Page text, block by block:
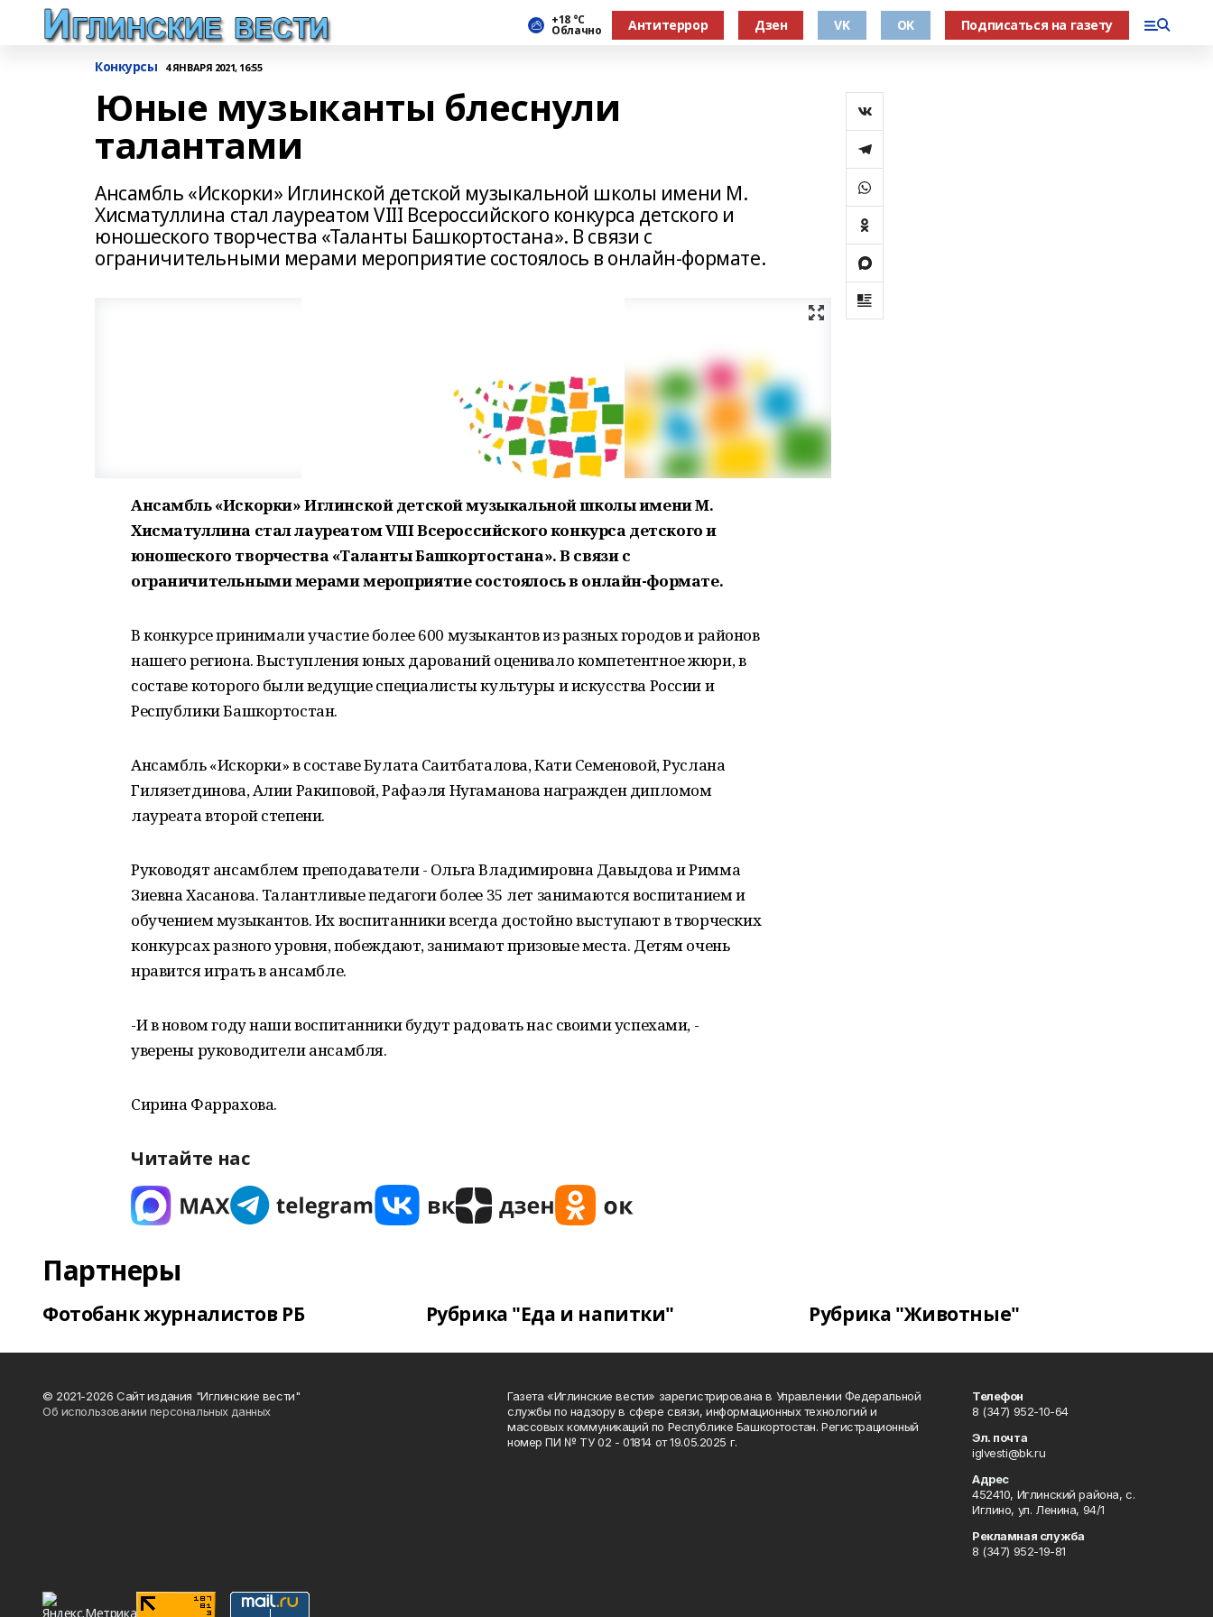
+18 °С
Облачно Антитеррор Дзен VK OK Подписаться на газету
Конкурсы 4 ЯНВАРЯ 2021, 16:55
Юные музыканты блеснули
талантами
Ансамбль «Искорки» Иглинской детской музыкальной школы имени М.
Хисматуллина стал лауреатом VIII Всероссийского конкурса детского и
юношеского творчества «Таланты Башкортостана». В связи с
ограничительными мерами мероприятие состоялось в онлайн-формате.
Ансамбль «Искорки» Иглинской детской музыкальной школы имени М.
Хисматуллина стал лауреатом VIII Всероссийского конкурса детского и
юношеского творчества «Таланты Башкортостана». В связи с
ограничительными мерами мероприятие состоялось в онлайн-формате.
В конкурсе принимали участие более 600 музыкантов из разных городов и районов
нашего региона. Выступления юных дарований оценивало компетентное жюри, в
составе которого были ведущие специалисты культуры и искусства России и
Республики Башкортостан.
Ансамбль «Искорки» в составе Булата Саитбаталова, Кати Семеновой, Руслана
Гилязетдинова, Алии Ракиповой, Рафаэля Нугаманова награжден дипломом
лауреата второй степени.
Руководят ансамблем преподаватели - Ольга Владимировна Давыдова и Римма
Зиевна Хасанова. Талантливые педагоги более 35 лет занимаются воспитанием и
обучением музыкантов. Их воспитанники всегда достойно выступают в творческих
конкурсах разного уровня, побеждают, занимают призовые места. Детям очень
нравится играть в ансамбле.
-И в новом году наши воспитанники будут радовать нас своими успехами, -
уверены руководители ансамбля.
Сирина Фаррахова.
Читайте нас
Партнеры
Фотобанк журналистов РБ Рубрика "Еда и напитки" Рубрика "Животные"
© 2021-2026 Сайт издания "Иглинские вести"
Об использовании персональных данных
Газета «Иглинские вести» зарегистрирована в Управлении Федеральной
службы по надзору в сфере связи, информационных технологий и
массовых коммуникаций по Республике Башкортостан. Регистрационный
номер ПИ № ТУ 02 - 01814 от 19.05.2025 г.
Телефон
8 (347) 952-10-64
Эл. почта
iglvesti@bk.ru
Адрес
452410, Иглинский района, с.
Иглино, ул. Ленина, 94/1
Рекламная служба
8 (347) 952-19-81